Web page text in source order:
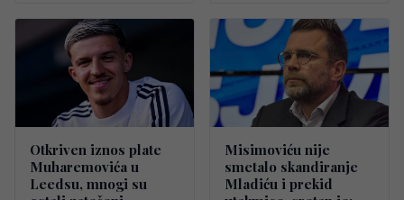
Otkriven iznos plate
Muharemovića u
Leedsu, mnogi su
Misimoviću nije
smetalo skandiranje
Mladiću i prekid